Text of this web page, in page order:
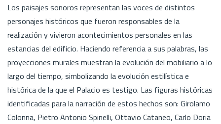
Los paisajes sonoros representan las voces de distintos
personajes históricos que fueron responsables de la
realización y vivieron acontecimientos personales en las
estancias del edificio. Haciendo referencia a sus palabras, las
proyecciones murales muestran la evolución del mobiliario a lo
largo del tiempo, simbolizando la evolución estilística e
histórica de la que el Palacio es testigo. Las figuras históricas
identificadas para la narración de estos hechos son: Girolamo
Colonna, Pietro Antonio Spinelli, Ottavio Cataneo, Carlo Doria